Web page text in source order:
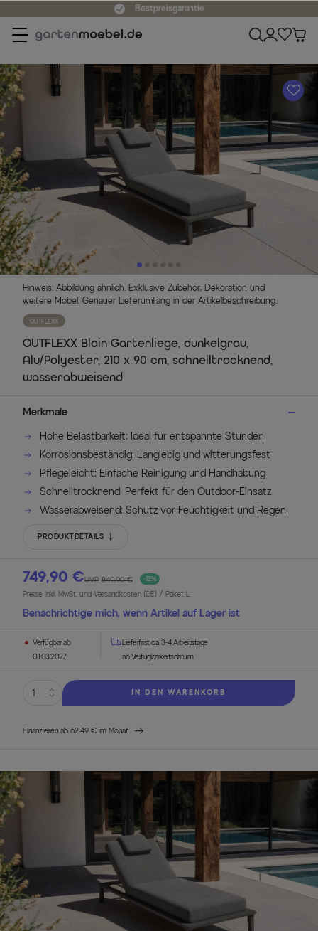
Bestpreisgarantie
A
Hinweis: Abbildung ähnlich. Exklusive Zubehör, Dekoration und
weitere Möbel. Genauer Lieferumfang in der Artikelbeschreibung.
OUTFLEXX
OUTFLEXX Blain Gartenliege, dunkelgrau,
Alu/Polyester, 210 x 90 cm, schnelltrocknend,
wasserabweisend
Merkmale
Hohe Belastbarkeit: Ideal für entspannte Stunden
Korrosionsbeständig: Langlebig und witterungsfest
Pflegeleicht: Einfache Reinigung und Handhabung
Schnelltrocknend: Perfekt für den Outdoor-Einsatz
Wasserabweisend: Schutz vor Feuchtigkeit und Regen
PRODUKTDETAILS
749,90 € -12%
UVP 849,90 €
Preise inkl. MwSt. und Versandkosten (DE) / Paket L
Benachrichtige mich, wenn Artikel auf Lager ist
Verfügbar ab
01.03.2027
Lieferfrist ca. 3-4 Arbeitstage
ab Verfügbarkeitsdatum
IN DEN WARENKORB
Finanzieren ab 62,49 € im Monat